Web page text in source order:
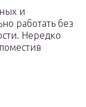
и
работать без
Нередко